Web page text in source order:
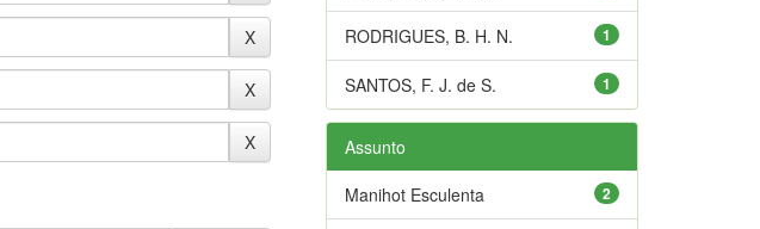
1
RODRIGUES, B. H. N.
1
SANTOS, F. J. de S.
Assunto
2
Manihot Esculenta